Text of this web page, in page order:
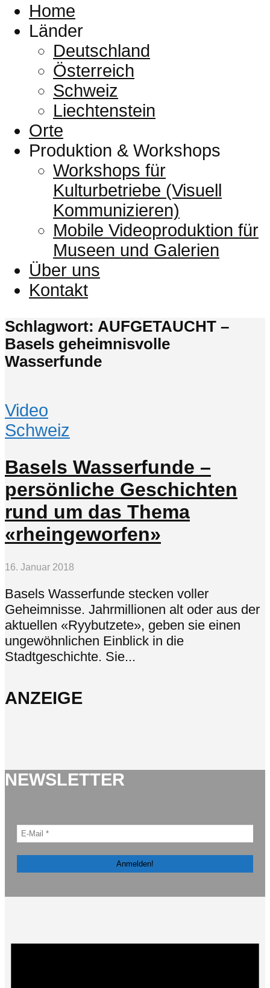
Home
Länder
Deutschland
Österreich
Schweiz
Liechtenstein
Orte
Produktion & Workshops
Workshops für
Kulturbetriebe (Visuell
Kommunizieren)
Mobile Videoproduktion für
Museen und Galerien
Über uns
Kontakt
Schlagwort: AUFGETAUCHT –
Basels geheimnisvolle
Wasserfunde
Video
Schweiz
Basels Wasserfunde –
persönliche Geschichten
rund um das Thema
«rheingeworfen»
16. Januar 2018
Basels Wasserfunde stecken voller
Geheimnisse. Jahrmillionen alt oder aus der
aktuellen «Ryybutzete», geben sie einen
ungewöhnlichen Einblick in die
Stadtgeschichte. Sie...
ANZEIGE
NEWSLETTER